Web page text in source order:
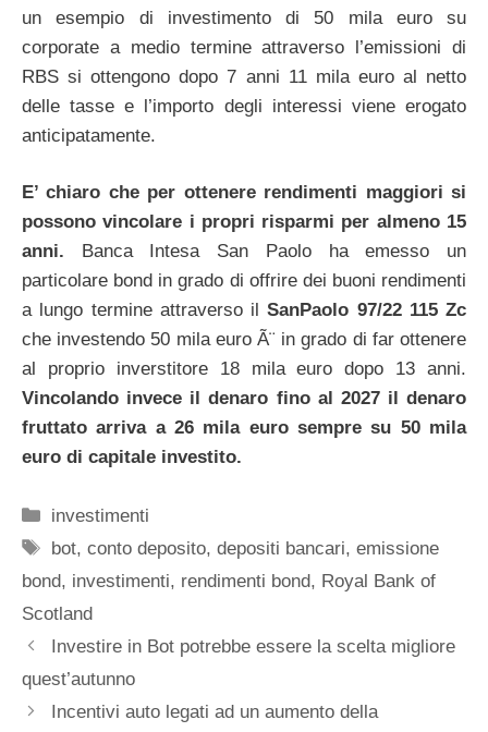
un esempio di investimento di 50 mila euro su
corporate a medio termine attraverso l’emissioni di
RBS si ottengono dopo 7 anni 11 mila euro al netto
delle tasse e l’importo degli interessi viene erogato
anticipatamente.
E’ chiaro che per ottenere rendimenti maggiori si
possono vincolare i propri risparmi per almeno 15
anni. Banca Intesa San Paolo ha emesso un
particolare bond in grado di offrire dei buoni rendimenti
a lungo termine attraverso ilSanPaolo 97/22 115 Zc
che investendo 50 mila euro Ã¨ in grado di far ottenere
al proprio inverstitore 18 mila euro dopo 13 anni.
Vincolando invece il denaro fino al 2027 il denaro
fruttato arriva a 26 mila euro sempre su 50 mila
euro di capitale investito.
Categorie
investimenti
Tag
bot,conto deposito,depositi bancari,emissione
bond, investimenti, rendimenti bond, Royal Bank of
Scotland
Investire in Bot potrebbe essere la scelta migliore
quest’autunno
Incentivi auto legati ad un aumento della